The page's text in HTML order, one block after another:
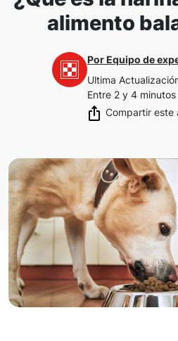
alimento
PorEquipo de
Ultima
Entre 2 y 4 minutos
Compartir este